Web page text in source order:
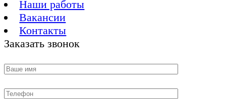
Наши работы
Вакансии
Контакты
Заказать звонок